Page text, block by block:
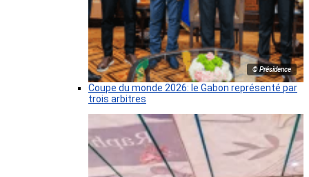
© Présidence
Coupe du monde 2026: le Gabon représenté par
trois arbitres